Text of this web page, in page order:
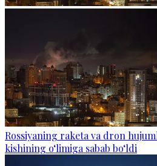
Rossiyaning raketa va dron
kishining o‘limiga sabab bo‘ldi